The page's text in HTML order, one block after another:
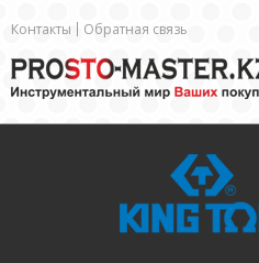
Контакты Обратная связь